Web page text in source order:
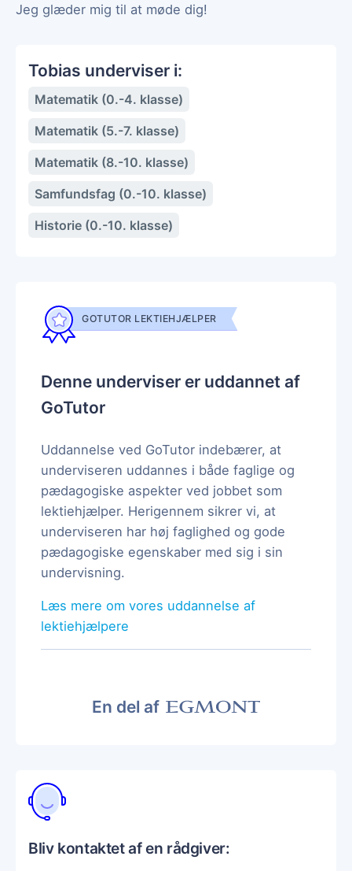
Jeg glæder mig til at møde dig!
Tobias underviser i:
Matematik (0.-4. klasse)
Matematik (5.-7. klasse)
Matematik (8.-10. klasse)
Samfundsfag (0.-10. klasse)
Historie (0.-10. klasse)
GOTUTOR LEKTIEHJÆLPER
Denne underviser er uddannet af
GoTutor
Uddannelse ved GoTutor indebærer, at
underviseren uddannes i både faglige og
pædagogiske aspekter ved jobbet som
lektiehjælper. Herigennem sikrer vi, at
underviseren har høj faglighed og gode
pædagogiske egenskaber med sig i sin
undervisning.
Læs mere om vores uddannelse af
lektiehjælpere
En del af
Bliv kontaktet af en rådgiver: